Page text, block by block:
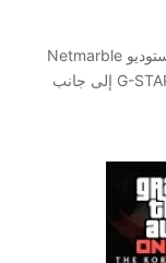
كشفت شركة Netmarble بالتعاون مع استوديو Netmarble
Neo عن العرض الرسمي لحدث G-STAR 2025 إلى جانب